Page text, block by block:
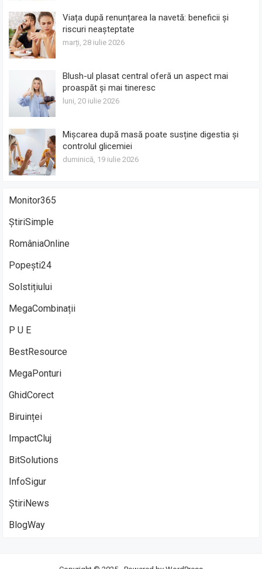
Viața după renunțarea la navetă: beneficii și
riscuri neașteptate
marți, 28 iulie 2026
Blush-ul plasat central oferă un aspect mai
proaspăt și mai tineresc
luni, 20 iulie 2026
Mișcarea după masă poate susține digestia și
controlul glicemiei
duminică, 19 iulie 2026
Monitor365
ȘtiriSimple
RomâniaOnline
Popești24
Solstițiului
MegaCombinații
P U E
BestResource
MegaPonturi
GhidCorect
Biruinței
ImpactCluj
BitSolutions
InfoSigur
ȘtiriNews
BlogWay